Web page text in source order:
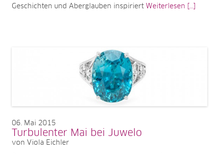
Geschichten und Aberglauben inspiriert Weiterlesen [...]
06 Mai 2015
Turbulenter Mai bei Juwelo
von Viola Eichler